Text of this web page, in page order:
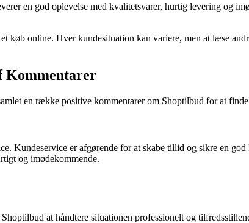
en god oplevelse med kvalitetsvarer, hurtig levering og
køb online. Hver kundesituation kan variere, men at læse
Kommentarer
en række positive kommentarer om Shoptilbud for at
Kundeservice er afgørende for at skabe tillid og sikre en god
og imødekommende.
at håndtere situationen professionelt og